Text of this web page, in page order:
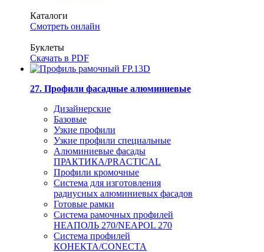
Каталоги
Смотреть онлайн
Буклеты
Скачать в PDF
27. Профили фасадные алюминиевые
Дизайнерские
Базовые
Узкие профили
Узкие профили специальные
Алюминиевые фасады
ПРАКТИКА/PRACTICAL
Профили кромочные
Система для изготовления
радиусных алюминиевых фасадов
Готовые рамки
Система рамочных профилей
НЕАПОЛЬ 270/NEAPOL 270
Система профилей
КОНЕКТА/CONECTA